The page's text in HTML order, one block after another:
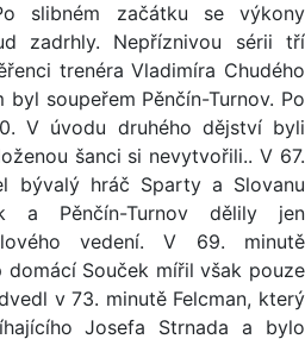
slibném začátku se výkony
zadrhly. Nepříznivou sérii tří
trenéra Vladimíra Chudého
soupeřem Pěnčín-Turnov. Po
V úvodu druhého dějství byli
šanci si nevytvořili.. V 67.
bývalý hráč Sparty a Slovanu
a Pěnčín-Turnov dělily jen
vedení. V 69. minutě
Souček mířil však pouze
v 73. minutě Felcman, který
Josefa Strnada a bylo